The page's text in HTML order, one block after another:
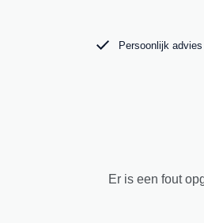
Persoonlijk
Er is een fout